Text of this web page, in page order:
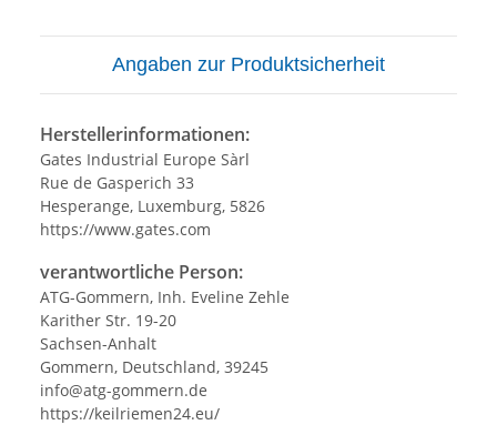
Angaben zur Produktsicherheit
Herstellerinformationen:
Gates Industrial Europe Sàrl
Rue de Gasperich 33
Hesperange, Luxemburg, 5826
https://www.gates.com
verantwortliche Person:
ATG-Gommern, Inh. Eveline Zehle
Karither Str. 19-20
Sachsen-Anhalt
Gommern, Deutschland, 39245
info@atg-gommern.de
https://keilriemen24.eu/